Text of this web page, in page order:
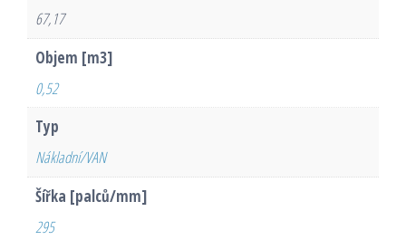
67,17
Objem [m3]
0,52
Typ
Nákladní/VAN
Šířka [palců/mm]
295